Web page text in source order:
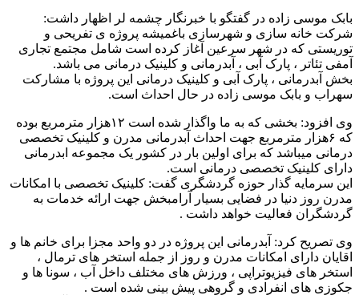
بابک موسی زاده در گفتگو با خبرنگار چشمه لر اظهار داشت:
شرکت خانه سازی و شهرسازی باغمیشه پروژه ی تفریحی و
توریستی که در شهر سرعین آغاز کرده است شامل مجتمع تجاری
آمفی تئاتر ، پارک آبی ، آبدرمانی و کلینیک درمانی می باشد.
بخش آبدرمانی ، پارک آبی و کلینیک درمانی این پروژه با مشارکت
سهراب و بابک موسی زاده در حال احداث است.
وی افزود: بخشی که به ما واگذار شده است ۱۲هزار مترمربع بوده
که ۶هزار مترمربع جهت احداث آبدرمانی مدرن و کلینیک تخصصی
درمانی میباشد که برای اولین بار در کشور یک مجموعه ابدرمانی
دارای کلینیک تخصصی درمانی است.
این سرمایه گذار حوزه گردشگری گفت: کلینیک تخصصی با امکانات
مدرن روز دنیا در فضایی بسیار آرامبخش جهت ارائه خدمات به
گردشگران فعالیت خواهد داشت .
وی تصریح کرد: آبدرمانی این پروژه در دو واحد مجزا برای خانم ها و
اقایان دارای امکانات مدرن و روز از جمله استخر های ترمال ،
استخر های فیزیوتراپی ، ورزش های مختلف داخل آب ، سونا ها و
جکوزی های انفرادی و گروهی پیش بینی شده است .